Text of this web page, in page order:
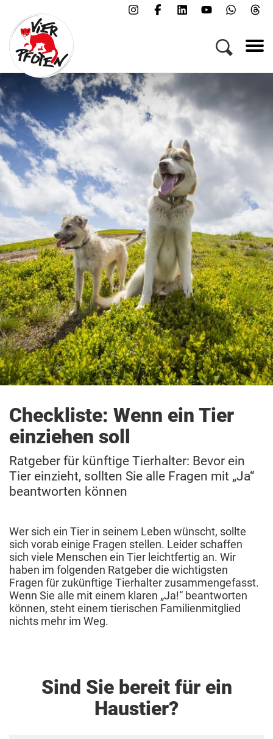
Checkliste: Wenn ein Tier
einziehen soll
Ratgeber für künftige Tierhalter: Bevor ein
Tier einzieht, sollten Sie alle Fragen mit „Ja“
beantworten können
Wer sich ein Tier in seinem Leben wünscht, sollte
sich vorab einige Fragen stellen. Leider schaffen
sich viele Menschen ein Tier leichtfertig an. Wir
haben im folgenden Ratgeber die wichtigsten
Fragen für zukünftige Tierhalter zusammengefasst.
Wenn Sie alle mit einem klaren „Ja!“ beantworten
können, steht einem tierischen Familienmitglied
nichts mehr im Weg.
Sind Sie bereit für ein
Haustier?